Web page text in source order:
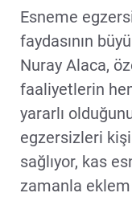
Esneme
faydasının
Nuray Alaca,
faaliyetlerin
yararlı
egzersizleri
sağlıyor, kas
zamanla eklem